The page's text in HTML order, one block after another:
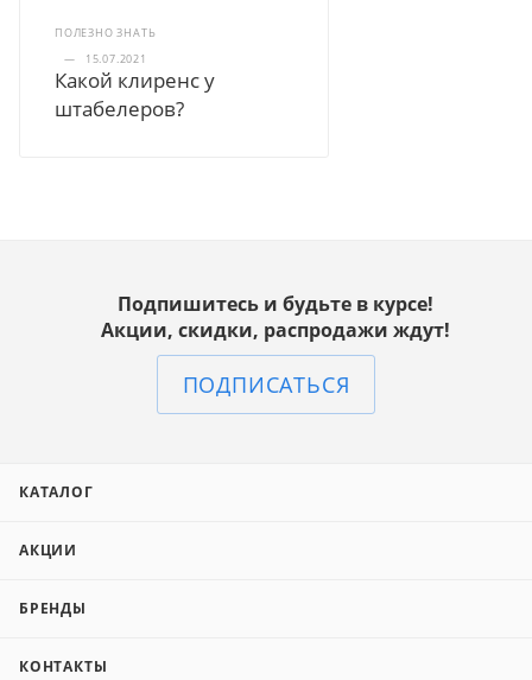
ПОЛЕЗНО ЗНАТЬ
—
15.07.2021
Какой клиренс у
штабелеров?
Подпишитесь и будьте в курсе!
Акции, скидки, распродажи ждут!
ПОДПИСАТЬСЯ
КАТАЛОГ
АКЦИИ
БРЕНДЫ
КОНТАКТЫ